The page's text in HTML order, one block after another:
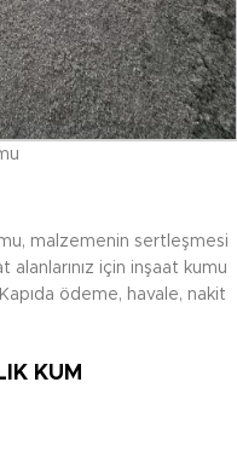
malzemenin sertleşmesi
için inşaat kumu
ödeme, havale, nakit
KUM